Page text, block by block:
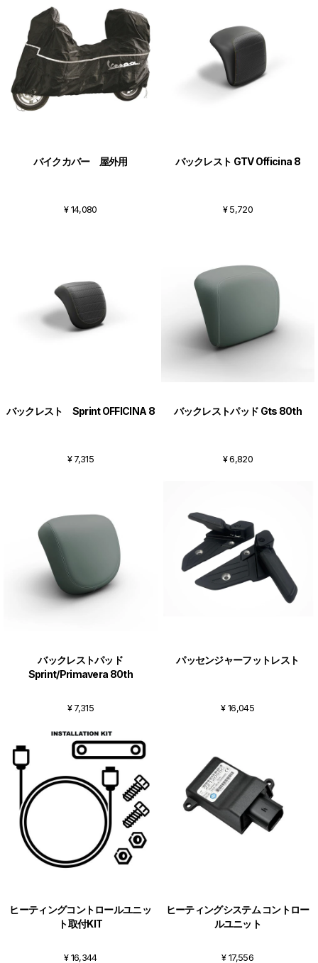
バイクカバー 屋外用
¥ 14,080
バックレスト GTV Officina 8
¥ 5,720
バックレスト Sprint OFFICINA 8
¥ 7,315
バックレストパッド Gts 80th
¥ 6,820
バックレストパッド
Sprint/Primavera 80th
¥ 7,315
パッセンジャーフットレスト
¥ 16,045
ヒーティングコントロールユニッ
ト取付KIT
¥ 16,344
ヒーティングシステム コントロー
ルユニット
¥ 17,556